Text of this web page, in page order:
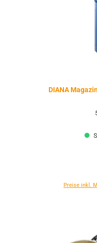
DIANA
Preise inkl.